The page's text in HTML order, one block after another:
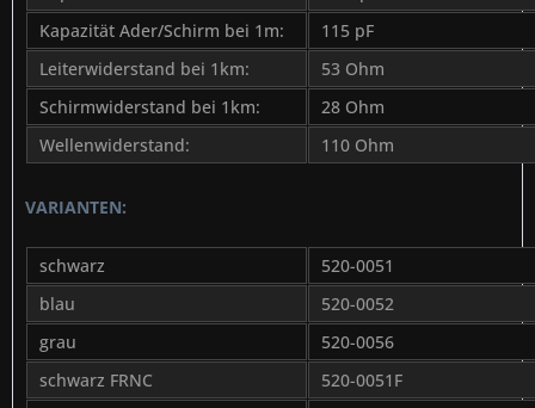
Kapazität Ader/Schirm bei 1m:
115 pF
Leiterwiderstand bei 1km:
53 Ohm
Schirmwiderstand bei 1km:
28 Ohm
Wellenwiderstand:
110 Ohm
VARIANTEN:
schwarz
520-0051
blau
520-0052
grau
520-0056
schwarz FRNC
520-0051F